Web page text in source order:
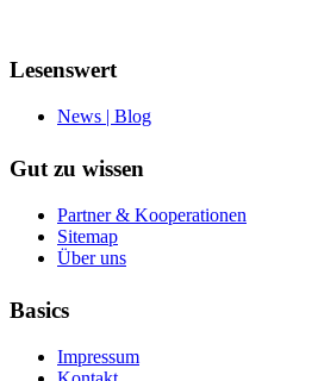
Lesenswert
News | Blog
Gut zu wissen
Partner & Kooperationen
Sitemap
Über uns
Basics
Impressum